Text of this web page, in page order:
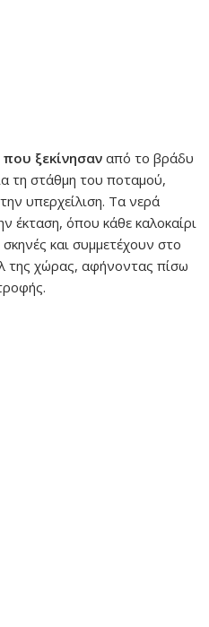
ξεκίνησαν από το βράδυ
τη στάθμη του ποταμού,
υπερχείλιση. Τα νερά
έκταση, όπου κάθε καλοκαίρι
και συμμετέχουν στο
της χώρας, αφήνοντας πίσω